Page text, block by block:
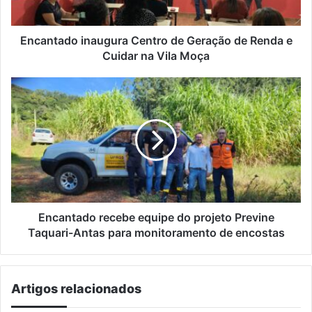
Cuidar
Encantado inaugura Centro de Geração de Renda e
Cuidar na Vila Moça
Encantado
recebe
equipe
do
projeto
Previne
Taquari-
Antas
para
monitoramento
Encantado recebe equipe do projeto Previne
Taquari-Antas para monitoramento de encostas
Artigos relacionados